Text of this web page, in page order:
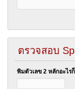
ตรวจสอบ
พิมตัวเลข 2 หลักอะไร